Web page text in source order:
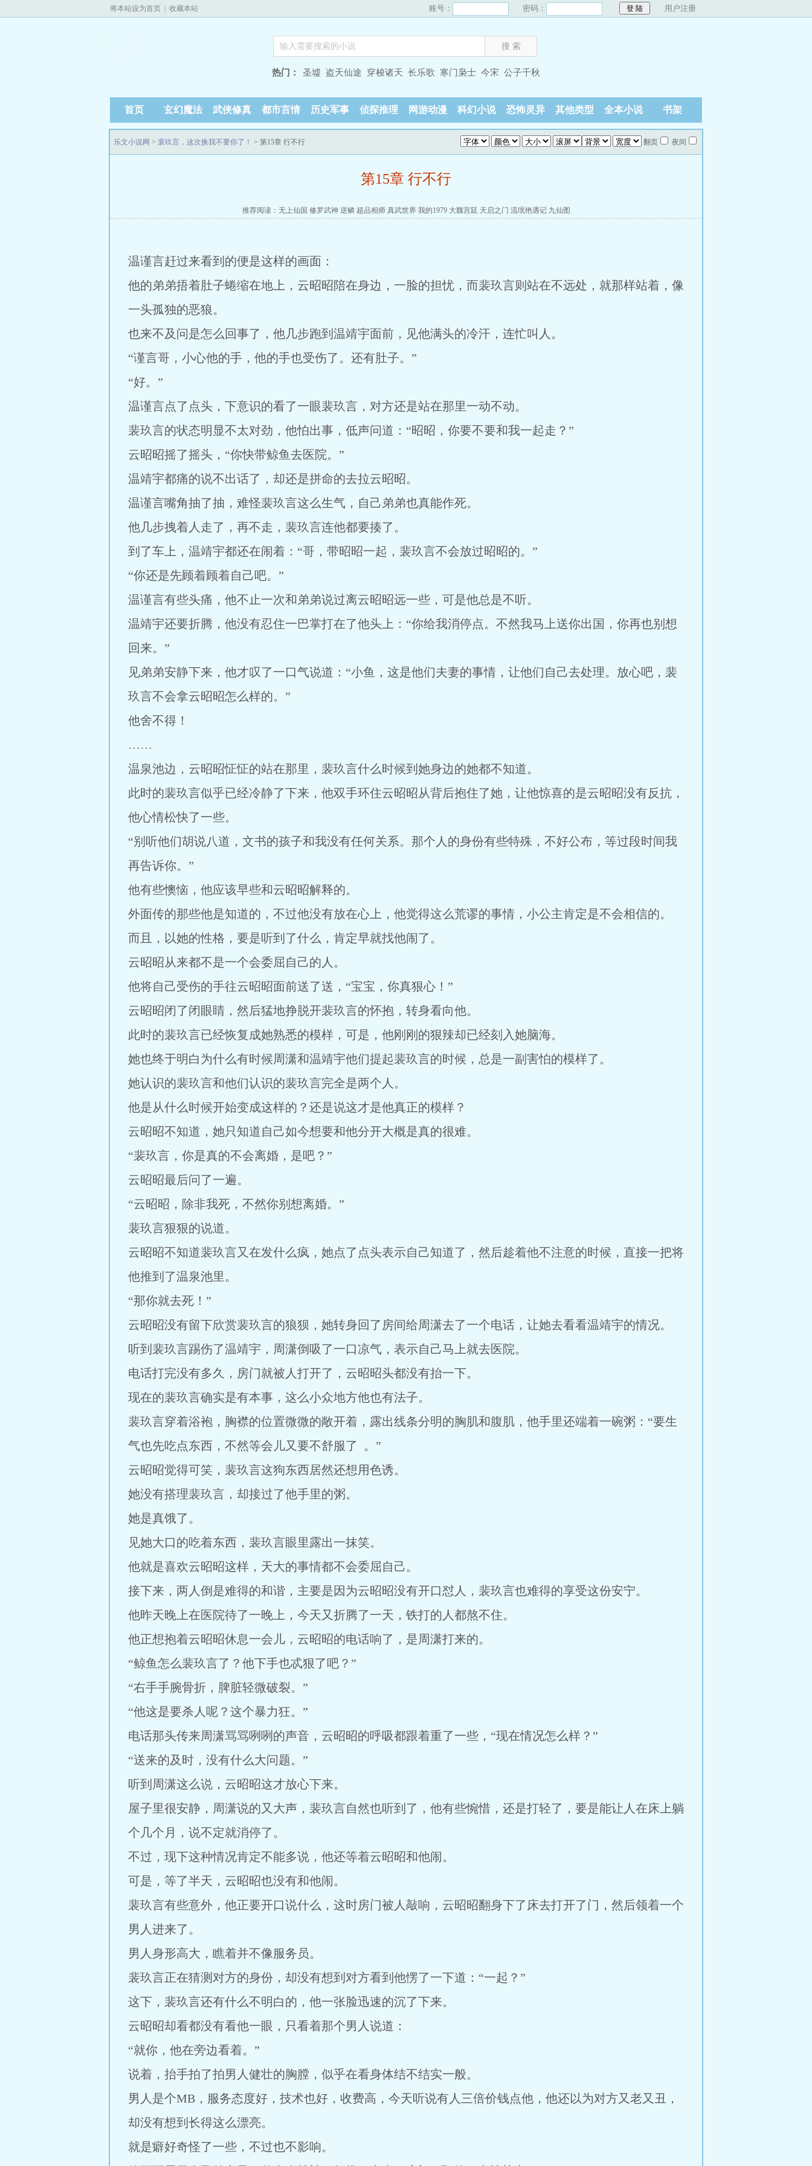
将本站设为首页 收藏本站 账号： 密码： 用户注册
热门： 圣墟 盗天仙途 穿梭诸天 长乐歌 寒门枭士 今宋 公子千秋
首页 玄幻魔法 武侠修真 都市言情 历史军事 侦探推理 网游动漫 科幻小说 恐怖灵异 其他类型 全本小说 书架
乐文小说网 > 裴玖言，这次换我不要你了！ > 第15章 行不行 翻页 夜间
第15章 行不行
推荐阅读： 无上仙国 修罗武神 逆鳞 超品相师 真武世界 我的1979 大魏宫廷 天启之门 流氓艳遇记 九仙图
温谨言赶过来看到的便是这样的画面：
他的弟弟捂着肚子蜷缩在地上，云昭昭陪在身边，一脸的担忧，而裴玖言则站在不远处，就那样站着，像
一头孤独的恶狼。
也来不及问是怎么回事了，他几步跑到温靖宇面前，见他满头的冷汗，连忙叫人。
“谨言哥，小心他的手，他的手也受伤了。还有肚子。”
“好。”
温谨言点了点头，下意识的看了一眼裴玖言，对方还是站在那里一动不动。
裴玖言的状态明显不太对劲，他怕出事，低声问道：“昭昭，你要不要和我一起走？”
云昭昭摇了摇头，“你快带鲸鱼去医院。”
温靖宇都痛的说不出话了，却还是拼命的去拉云昭昭。
温谨言嘴角抽了抽，难怪裴玖言这么生气，自己弟弟也真能作死。
他几步拽着人走了，再不走，裴玖言连他都要揍了。
到了车上，温靖宇都还在闹着：“哥，带昭昭一起，裴玖言不会放过昭昭的。”
“你还是先顾着顾着自己吧。”
温谨言有些头痛，他不止一次和弟弟说过离云昭昭远一些，可是他总是不听。
温靖宇还要折腾，他没有忍住一巴掌打在了他头上：“你给我消停点。不然我马上送你出国，你再也别想
回来。”
见弟弟安静下来，他才叹了一口气说道：“小鱼，这是他们夫妻的事情，让他们自己去处理。放心吧，裴
玖言不会拿云昭昭怎么样的。”
他舍不得！
……
温泉池边，云昭昭怔怔的站在那里，裴玖言什么时候到她身边的她都不知道。
此时的裴玖言似乎已经冷静了下来，他双手环住云昭昭从背后抱住了她，让他惊喜的是云昭昭没有反抗，
他心情松快了一些。
“别听他们胡说八道，文书的孩子和我没有任何关系。那个人的身份有些特殊，不好公布，等过段时间我
再告诉你。”
他有些懊恼，他应该早些和云昭昭解释的。
外面传的那些他是知道的，不过他没有放在心上，他觉得这么荒谬的事情，小公主肯定是不会相信的。
而且，以她的性格，要是听到了什么，肯定早就找他闹了。
云昭昭从来都不是一个会委屈自己的人。
他将自己受伤的手往云昭昭面前送了送，“宝宝，你真狠心！”
云昭昭闭了闭眼睛，然后猛地挣脱开裴玖言的怀抱，转身看向他。
此时的裴玖言已经恢复成她熟悉的模样，可是，他刚刚的狠辣却已经刻入她脑海。
她也终于明白为什么有时候周潇和温靖宇他们提起裴玖言的时候，总是一副害怕的模样了。
她认识的裴玖言和他们认识的裴玖言完全是两个人。
他是从什么时候开始变成这样的？还是说这才是他真正的模样？
云昭昭不知道，她只知道自己如今想要和他分开大概是真的很难。
“裴玖言，你是真的不会离婚，是吧？”
云昭昭最后问了一遍。
“云昭昭，除非我死，不然你别想离婚。”
裴玖言狠狠的说道。
云昭昭不知道裴玖言又在发什么疯，她点了点头表示自己知道了，然后趁着他不注意的时候，直接一把将
他推到了温泉池里。
“那你就去死！”
云昭昭没有留下欣赏裴玖言的狼狈，她转身回了房间给周潇去了一个电话，让她去看看温靖宇的情况。
听到裴玖言踢伤了温靖宇，周潇倒吸了一口凉气，表示自己马上就去医院。
电话打完没有多久，房门就被人打开了，云昭昭头都没有抬一下。
现在的裴玖言确实是有本事，这么小众地方他也有法子。
裴玖言穿着浴袍，胸襟的位置微微的敞开着，露出线条分明的胸肌和腹肌，他手里还端着一碗粥：“要生
气也先吃点东西，不然等会儿又要不舒服了 。”
云昭昭觉得可笑，裴玖言这狗东西居然还想用色诱。
她没有搭理裴玖言，却接过了他手里的粥。
她是真饿了。
见她大口的吃着东西，裴玖言眼里露出一抹笑。
他就是喜欢云昭昭这样，天大的事情都不会委屈自己。
接下来，两人倒是难得的和谐，主要是因为云昭昭没有开口怼人，裴玖言也难得的享受这份安宁。
他昨天晚上在医院待了一晚上，今天又折腾了一天，铁打的人都熬不住。
他正想抱着云昭昭休息一会儿，云昭昭的电话响了，是周潇打来的。
“鲸鱼怎么裴玖言了？他下手也忒狠了吧？”
“右手手腕骨折，脾脏轻微破裂。”
“他这是要杀人呢？这个暴力狂。”
电话那头传来周潇骂骂咧咧的声音，云昭昭的呼吸都跟着重了一些，“现在情况怎么样？”
“送来的及时，没有什么大问题。”
听到周潇这么说，云昭昭这才放心下来。
屋子里很安静，周潇说的又大声，裴玖言自然也听到了，他有些惋惜，还是打轻了，要是能让人在床上躺
个几个月，说不定就消停了。
不过，现下这种情况肯定不能多说，他还等着云昭昭和他闹。
可是，等了半天，云昭昭也没有和他闹。
裴玖言有些意外，他正要开口说什么，这时房门被人敲响，云昭昭翻身下了床去打开了门，然后领着一个
男人进来了。
男人身形高大，瞧着并不像服务员。
裴玖言正在猜测对方的身份，却没有想到对方看到他愣了一下道：“一起？”
这下，裴玖言还有什么不明白的，他一张脸迅速的沉了下来。
云昭昭却看都没有看他一眼，只看着那个男人说道：
“就你，他在旁边看着。”
说着，抬手拍了拍男人健壮的胸膛，似乎在看身体结不结实一般。
男人是个MB，服务态度好，技术也好，收费高，今天听说有人三倍价钱点他，他还以为对方又老又丑，
却没有想到长得这么漂亮。
就是癖好奇怪了一些，不过也不影响。